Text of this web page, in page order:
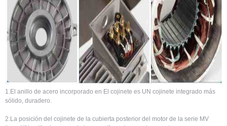
1.El anillo de acero incorporado en El cojinete es UN cojinete integrado más
sólido, duradero.
2.La posición del cojinete de la cubierta posterior del motor de la serie MV